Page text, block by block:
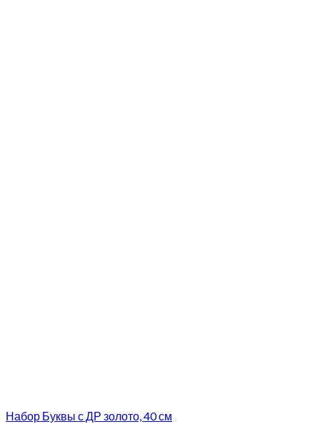
Набор Буквы с ДР золото, 40 см